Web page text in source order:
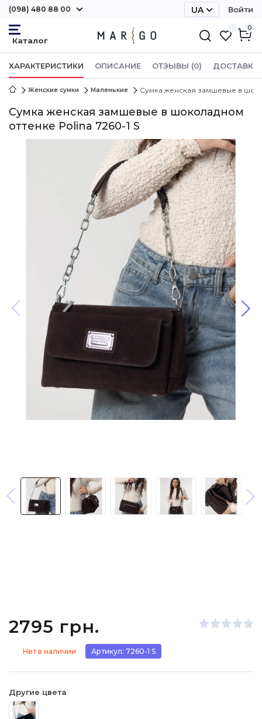
(098) 480 88 00 UA Войти
0
ХАРАКТЕРИСТИКИ ОПИСАНИЕ ОТЗЫВЫ (0) ДОСТАВКА
Женские сумки Маленькие Сумка женская замшевые в
Сумка женская замшевые в шоколадном
оттенке Polina 7260-1 S
2795 грн.
Нет в наличии Артикул: 7260-1 S
Другие цвета